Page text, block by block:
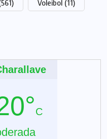
Voleibol (11)
C